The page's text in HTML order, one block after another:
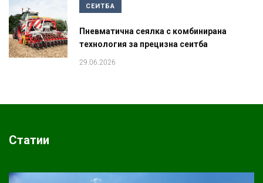
СЕИТБА
Пневматична сеялка с комбинирана
технология за прецизна сеитба
29.06.2026
Статии